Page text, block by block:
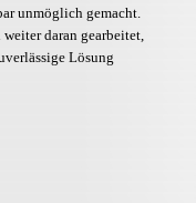
unmöglich gemacht.
daran gearbeitet,
Lösung